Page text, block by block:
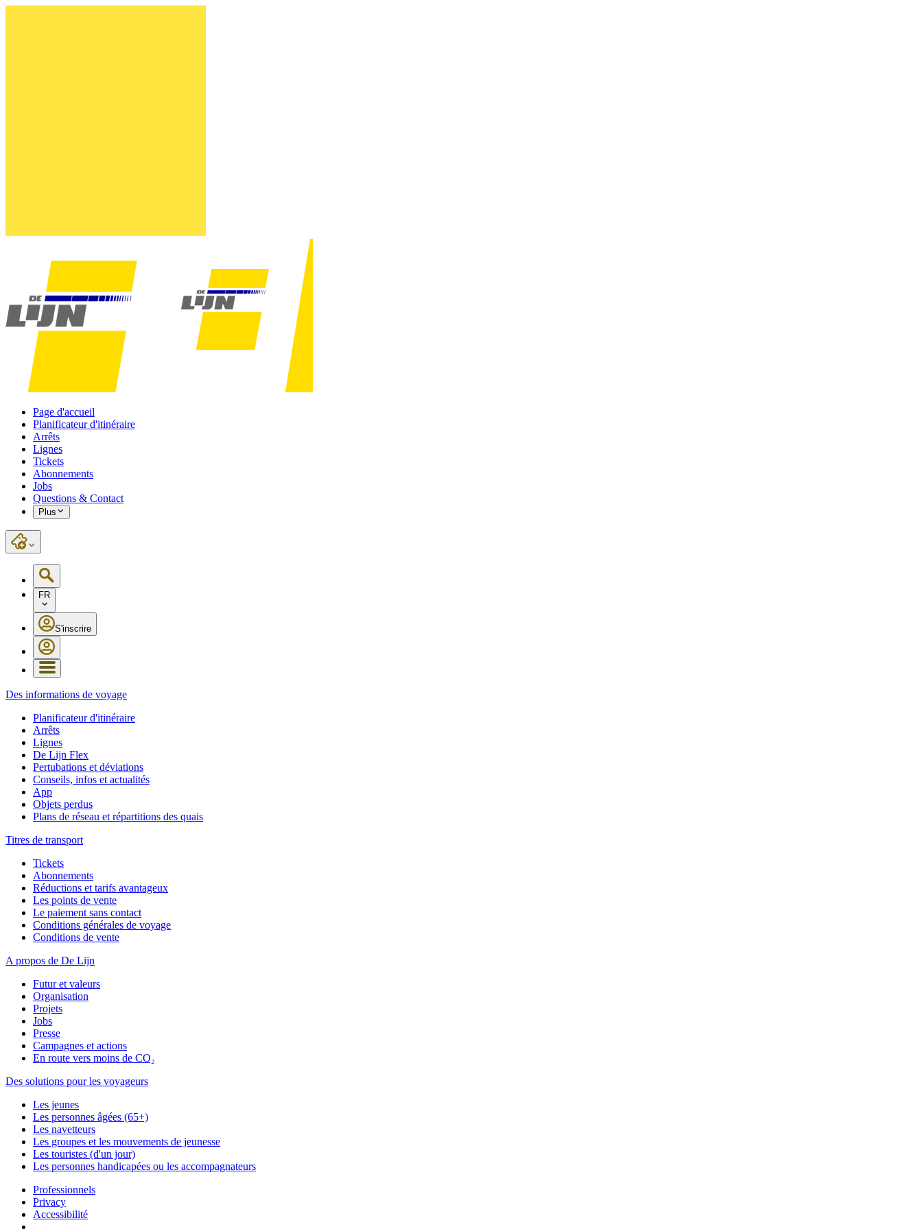
Page d'accueil
Planificateur d'itinéraire
Arrêts
Lignes
Tickets
Abonnements
Jobs
Questions & Contact
Plus
FR
S'inscrire
Des informations de voyage
Planificateur d'itinéraire
Arrêts
Lignes
De Lijn Flex
Pertubations et déviations
Conseils, infos et actualités
App
Objets perdus
Plans de réseau et répartitions des quais
Titres de transport
Tickets
Abonnements
Réductions et tarifs avantageux
Les points de vente
Le paiement sans contact
Conditions générales de voyage
Conditions de vente
A propos de De Lijn
Futur et valeurs
Organisation
Projets
Jobs
Presse
Campagnes et actions
En route vers moins de CO₂
Des solutions pour les voyageurs
Les jeunes
Les personnes âgées (65+)
Les navetteurs
Les groupes et les mouvements de jeunesse
Les touristes (d'un jour)
Les personnes handicapées ou les accompagnateurs
Professionnels
Privacy
Accessibilité